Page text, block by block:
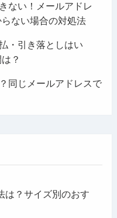
ない！メールアドレ
ない場合の対処法
・引き落としはい
？
同じメールアドレスで
は？サイズ別のおす